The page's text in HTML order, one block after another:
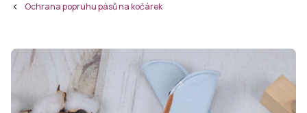
Ochrana popruhu pásů na kočárek